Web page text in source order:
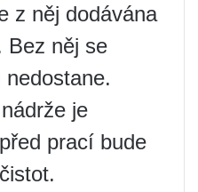
z něj dodávána
Bez něj se
je
prací bude